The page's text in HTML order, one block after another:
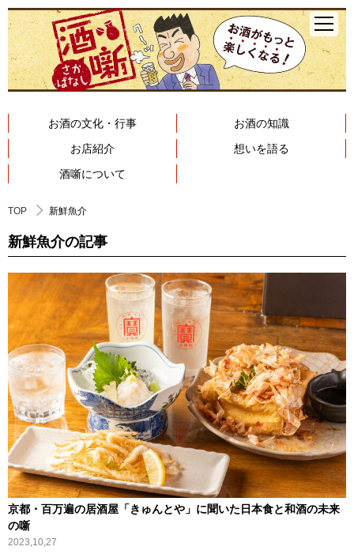
お酒の文化・行事
お酒の知識
お店紹介
想いを語る
酒噺について
TOP 新鮮魚介
新鮮魚介の記事
京都・百万遍の居酒屋「きゅんとや」に聞いた日本食と和酒の未来
の噺
2023,10,27